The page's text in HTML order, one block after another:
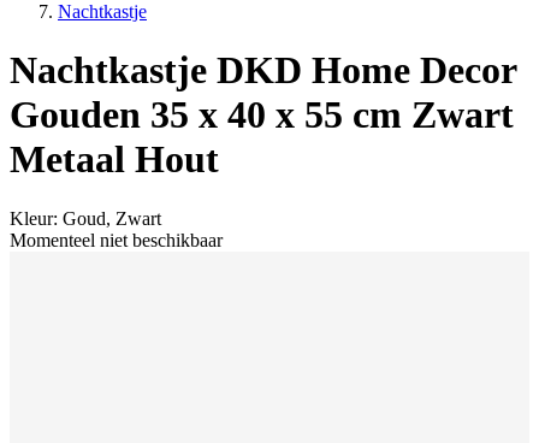
Nachtkastje
Nachtkastje DKD Home Decor
Gouden 35 x 40 x 55 cm Zwart
Metaal Hout
Kleur: Goud, Zwart
Momenteel niet beschikbaar